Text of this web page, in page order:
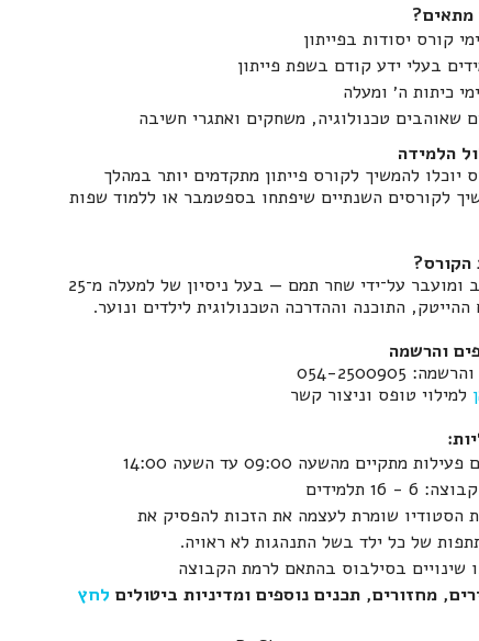
מתאים?
קורס יסודות בפייתון
בעלי ידע קודם בשפת פייתון
כיתות ה׳ ומעלה
שאוהבים טכנולוגיה, משחקים ואתגרי חשיבה
הלמידה
יוכלו להמשיך לקורס פייתון מתקדמים יותר במהלך
לקורסים השנתיים שיפתחו בספטמבר או ללמוד שפות
הקורס נכתב ומועבר על־ידי שחר תמם — בעל ניסיון של למעלה מ־25
התוכנה וההדרכה הטכנולוגית לילדים ונוער.
והרשמה
054-2500905
למילוי טופס וניצור קשר
מתקיים מהשעה 09:00 עד השעה 14:00
6 - 16 תלמידים
הסטודיו שומרת לעצמה את הזכות להפסיק את
של כל ילד בשל התנהגות לא ראויה.
שינויים בסילבוס בהתאם לרמת הקבוצה
מחזורים, תכנים נוספים ומדיניות ביטולים לחץ